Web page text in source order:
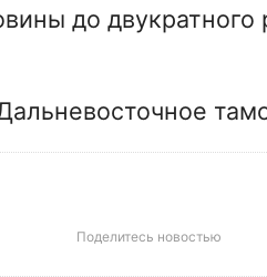
до
Поделитесь новостью